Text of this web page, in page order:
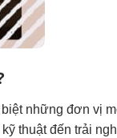
những đơn vị
thuật đến trải